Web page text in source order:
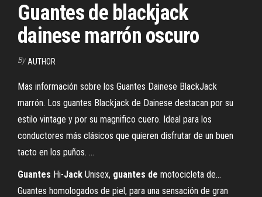
Guantes de blackjack
dainese marrón oscuro
By AUTHOR
Mas información sobre los Guantes Dainese BlackJack
marrón. Los guantes Blackjack de Dainese destacan por su
estilo vintage y por su magnifico cuero. Ideal para los
conductores más clásicos que quieren disfrutar de un buen
tacto en los puños. ...
Guantes Hi-Jack Unisex, guantes de motocicleta de…
Guantes homologados de piel, para una sensación de gran